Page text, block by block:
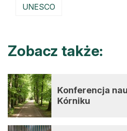
UNESCO
Zobacz także:
Konferencja
Kórniku